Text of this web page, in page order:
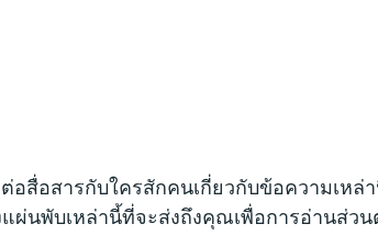
สื่อสารกับใครสักคนเกี่ยวกับข้อความเห
ผ่นพับเหล่านี้ที่จะส่งถึงคุณเพื่อการอ่านส่ว